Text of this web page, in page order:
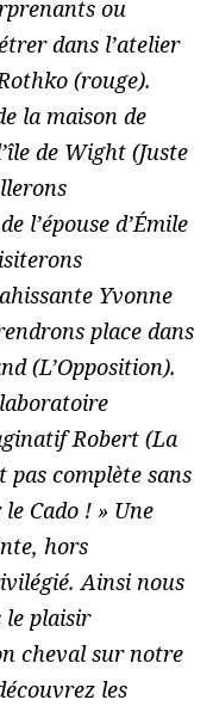
ou
dans l’atelier
(rouge).
la maison de
de Wight (Juste
l’épouse d’Émile
Yvonne
place dans
(L’Opposition).
Robert (La
pas complète sans
Cado ! » Une
hors
Ainsi nous
le plaisir
cheval sur notre
les